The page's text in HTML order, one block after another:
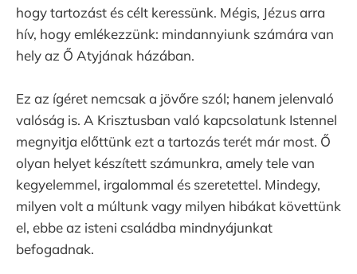
hogy tartozást és célt keressünk. Mégis, Jézus arra
hív, hogy emlékezzünk: mindannyiunk számára van
hely az Ő Atyjának házában.
Ez az ígéret nemcsak a jövőre szól; hanem jelenvaló
valóság is. A Krisztusban való kapcsolatunk Istennel
megnyitja előttünk ezt a tartozás terét már most. Ő
olyan helyet készített számunkra, amely tele van
kegyelemmel, irgalommal és szeretettel. Mindegy,
milyen volt a múltunk vagy milyen hibákat követtünk
el, ebbe az isteni családba mindnyájunkat
befogadnak.